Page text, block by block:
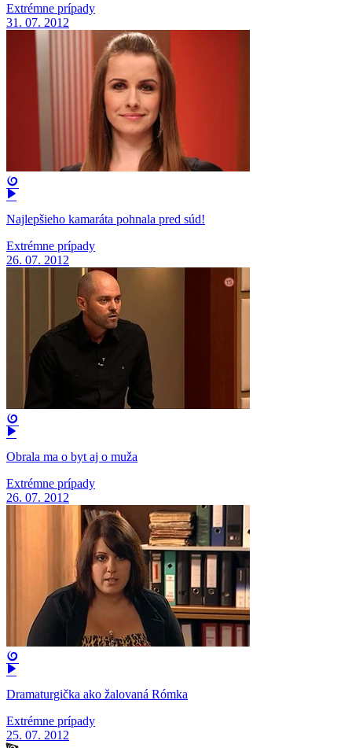
Extrémne prípady
31. 07. 2012
Najlepšieho kamaráta pohnala pred súd!
Extrémne prípady
26. 07. 2012
Obrala ma o byt aj o muža
Extrémne prípady
26. 07. 2012
Dramaturgička ako žalovaná Rómka
Extrémne prípady
25. 07. 2012